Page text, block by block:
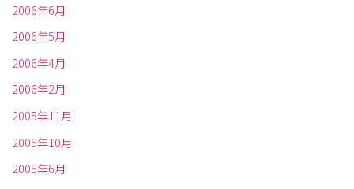
2006年6月
2006年5月
2006年4月
2006年2月
2005年11月
2005年10月
2005年6月